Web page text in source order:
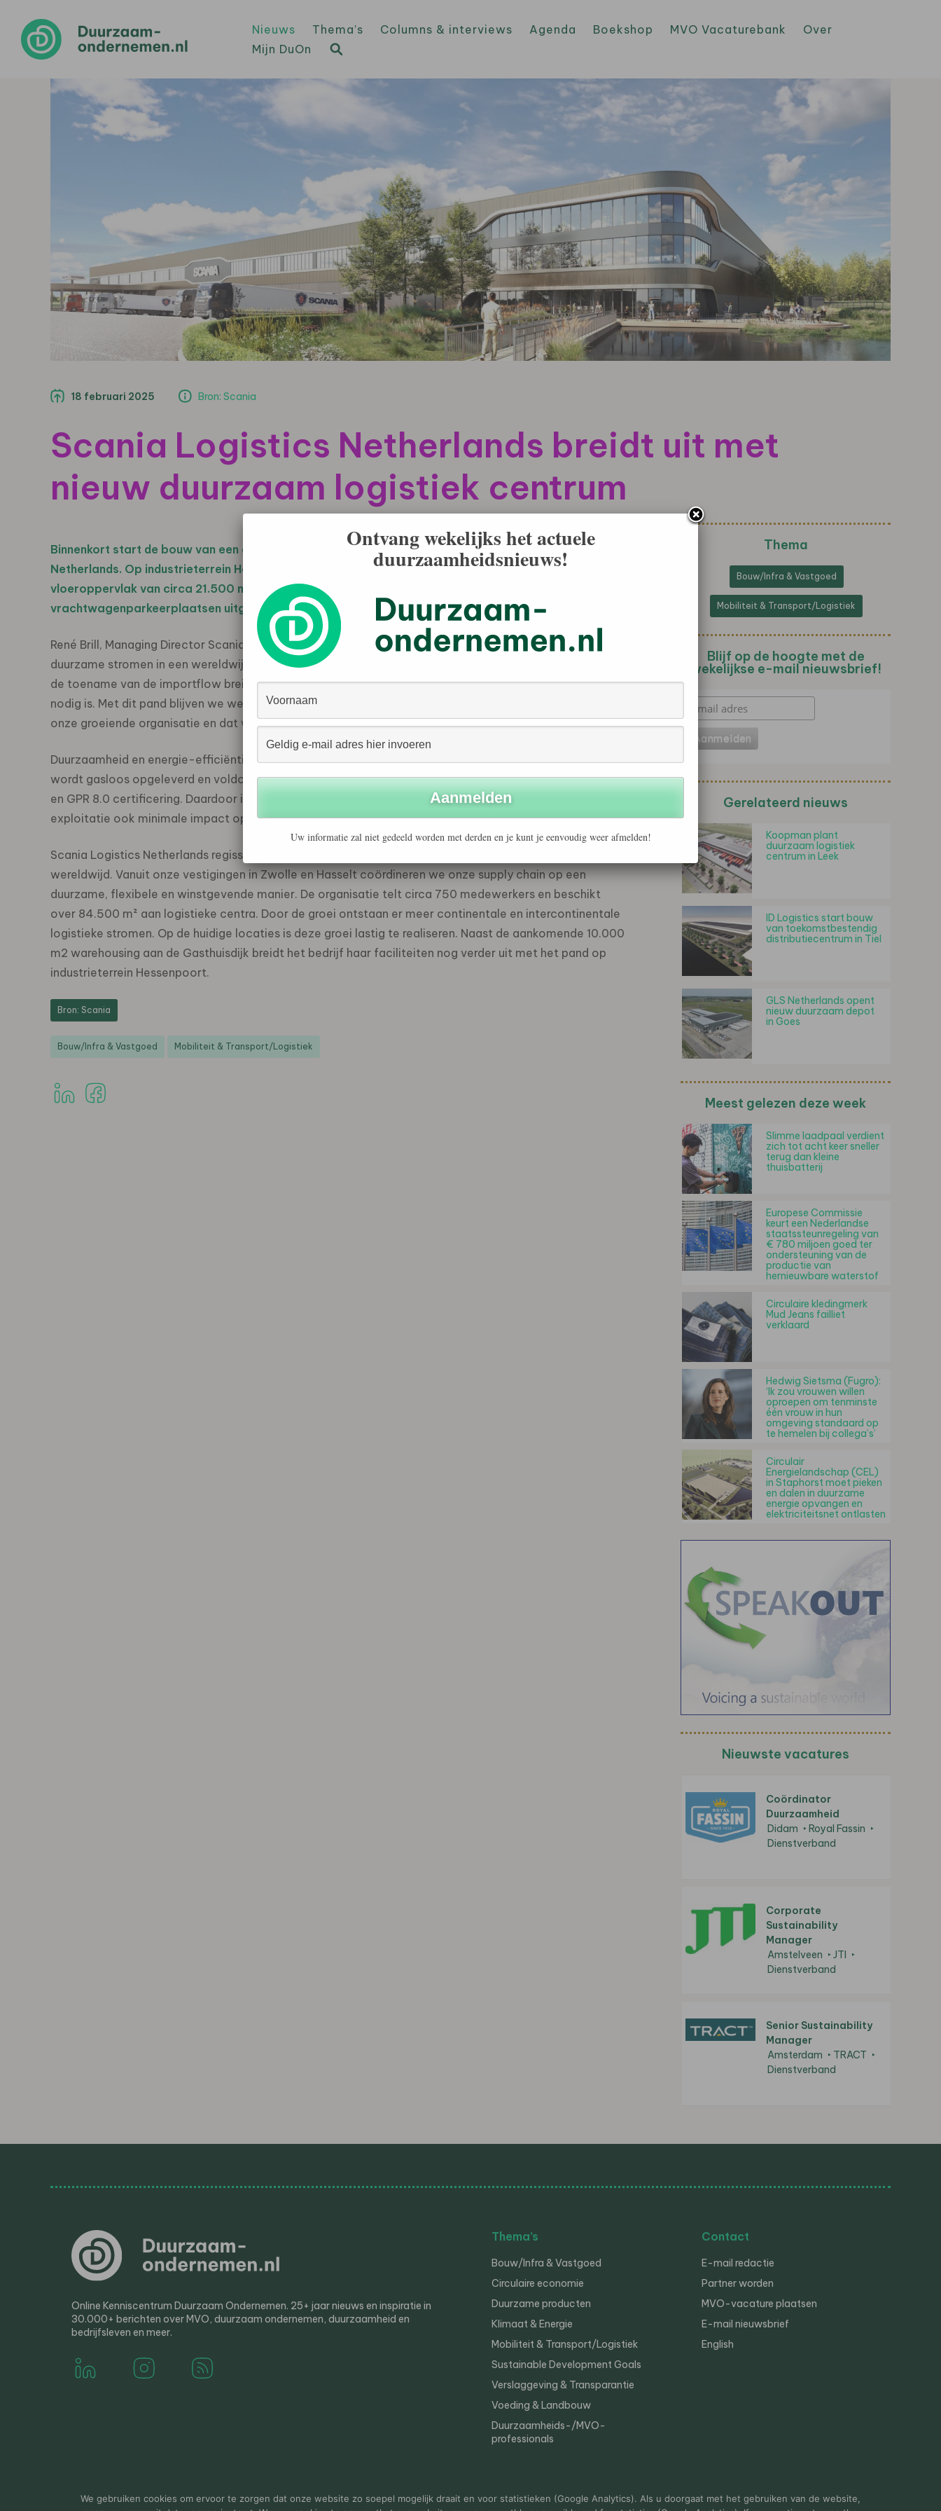
Nieuws Thema’s Columns & interviews Agenda Boekshop MVO Vacaturebank
Over
Mijn DuOn
18 februari 2025 Bron: Scania
Scania Logistics Netherlands breidt uit met
nieuw duurzaam logistiek centrum
Binnenkort start de bouw van een gloednieuw duurzaam warehouse voor Scania Logistics
Netherlands. Op industrieterrein Hessenpoort in Zwolle biedt het nieuwe gebouw met een
vloeroppervlak van circa 21.500 m², 16 laaddocks, 4 maaivelddeuren en 37
vrachtwagenparkeerplaatsen uitgebreide faciliteiten voor moderne logistieke operaties.
René Brill, Managing Director Scania Logistics Netherlands: “Wij creëren efficiënte, verbonden en
duurzame stromen in een wereldwijd logistiek netwerk. Met de nieuwe Scania productieplant in China en
de toename van de importflow breiden we onze logistieke stromen uit, waarvoor de extra ruimte hard
nodig is. Met dit pand blijven we werken aan toekomstbestendige logistieke oplossingen. Ik ben trots op
onze groeiende organisatie en dat we daarnaast bijdragen aan een duurzamere wereld.”
Duurzaamheid en energie-efficiëntie staan centraal bij de bouw van het nieuwe warehouse. Het gebouw
wordt gasloos opgeleverd en voldoet aan de hoogste duurzaamheidsnormen met een BREEAM Excellent
en GPR 8.0 certificering. Daardoor is het gebouw niet alleen energiezuinig, maar heeft de bouw en
exploitatie ook minimale impact op het milieu.
Scania Logistics Netherlands regisseert de logistieke stromen van alle onderdelen voor Scania
wereldwijd. Vanuit onze vestigingen in Zwolle en Hasselt coördineren we onze supply chain op een
duurzame, flexibele en winstgevende manier. De organisatie telt circa 750 medewerkers en beschikt
over 84.500 m² aan logistieke centra. Door de groei ontstaan er meer continentale en intercontinentale
logistieke stromen. Op de huidige locaties is deze groei lastig te realiseren. Naast de aankomende 10.000
m2 warehousing aan de Gasthuisdijk breidt het bedrijf haar faciliteiten nog verder uit met het pand op
industrieterrein Hessenpoort.
Bron: Scania
Bouw/Infra & Vastgoed Mobiliteit & Transport/Logistiek
Thema
Bouw/Infra & Vastgoed
Mobiliteit & Transport/Logistiek
Blijf op de hoogte met de
wekelijkse e-mail nieuwsbrief!
Gerelateerd nieuws
Koopman plant
duurzaam logistiek
centrum in Leek
ID Logistics start bouw
van toekomstbestendig
distributiecentrum in Tiel
GLS Netherlands opent
nieuw duurzaam depot
in Goes
Meest gelezen deze week
Slimme laadpaal verdient
zich tot acht keer sneller
terug dan kleine
thuisbatterij
Europese Commissie
keurt een Nederlandse
staatssteunregeling van
€ 780 miljoen goed ter
ondersteuning van de
productie van
hernieuwbare waterstof
Circulaire kledingmerk
Mud Jeans failliet
verklaard
Hedwig Sietsma (Fugro):
‘Ik zou vrouwen willen
oproepen om tenminste
één vrouw in hun
omgeving standaard op
te hemelen bij collega’s’
Circulair
Energielandschap (CEL)
in Staphorst moet pieken
en dalen in duurzame
energie opvangen en
elektriciteitsnet ontlasten
Nieuwste vacatures
Coördinator
Duurzaamheid
Didam
Royal Fassin
Dienstverband
Corporate
Sustainability
Manager
Amstelveen
JTI
Dienstverband
Senior Sustainability
Manager
Amsterdam
TRACT
Dienstverband
Online Kenniscentrum Duurzaam Ondernemen. 25+ jaar nieuws en inspiratie in
30.000+ berichten over MVO, duurzaam ondernemen, duurzaamheid en
bedrijfsleven en meer.
Thema’s
Bouw/Infra & Vastgoed
Circulaire economie
Duurzame producten
Klimaat & Energie
Mobiliteit & Transport/Logistiek
Sustainable Development Goals
Verslaggeving & Transparantie
Voeding & Landbouw
Duurzaamheids-/MVO-
professionals
Contact
E-mail redactie
Partner worden
MVO-vacature plaatsen
E-mail nieuwsbrief
English
© 2000-2026 Van der Molen EIS Colofon Disclaimer Privacy
Ontvang wekelijks het actuele
duurzaamheidsnieuws!
Uw informatie zal niet gedeeld worden met derden en je kunt je eenvoudig weer afmelden!
We gebruiken cookies om ervoor te zorgen dat onze website zo soepel mogelijk draait en voor statistieken (Google Analytics). Als u doorgaat met het gebruiken van de website,